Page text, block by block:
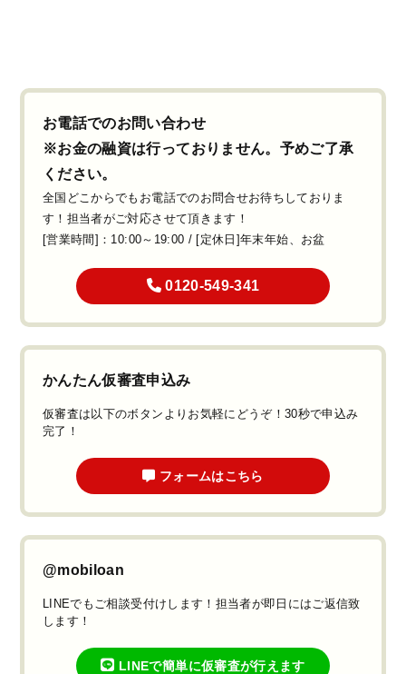
お電話でのお問い合わせ
※お金の融資は行っておりません。予めご了承
ください。
全国どこからでもお電話でのお問合せお待ちしておりま
す！担当者がご対応させて頂きます！
[営業時間]：10:00～19:00 / [定休日]年末年始、お盆
0120-549-341
かんたん仮審査申込み
仮審査は以下のボタンよりお気軽にどうぞ！30秒で申込み
完了！
フォームはこちら
@mobiloan
LINEでもご相談受付けします！担当者が即日にはご返信致
します！
LINEで簡単に仮審査が行えます